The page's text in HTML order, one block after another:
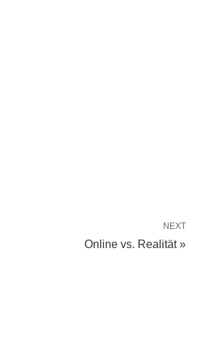
NEXT
Online vs. Realität »